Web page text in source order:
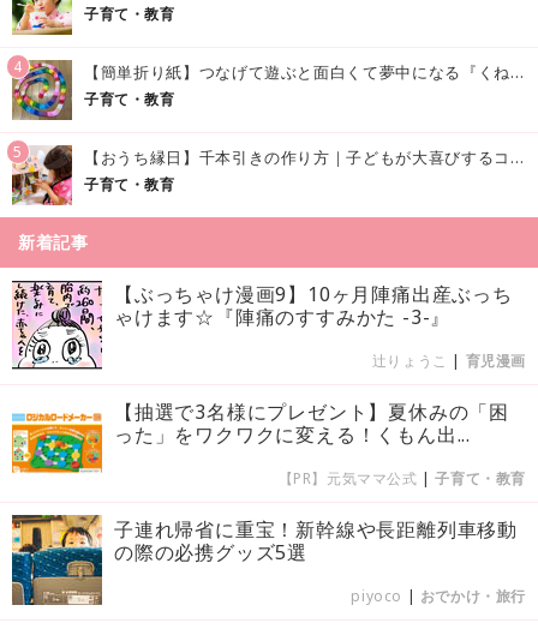
子育て・教育
4 【簡単折り紙】つなげて遊ぶと面白くて夢中になる『くねくねへびさんの作り方』
子育て・教育
5 【おうち縁日】千本引きの作り方｜子どもが大喜びするコツやアイデア♪
子育て・教育
新着記事
【ぶっちゃけ漫画9】10ヶ月陣痛出産ぶっち
ゃけます☆『陣痛のすすみかた -3-』
辻りょうこ | 育児漫画
【抽選で3名様にプレゼント】夏休みの「困
った」をワクワクに変える！くもん出...
【PR】元気ママ公式 |子育て・教育
子連れ帰省に重宝！新幹線や長距離列車移動
の際の必携グッズ5選
piyoco | おでかけ・旅行